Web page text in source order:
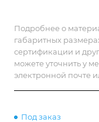
Подробнее о
габаритных
сертификации и
можете уточнить у
электронной почте
Под заказ